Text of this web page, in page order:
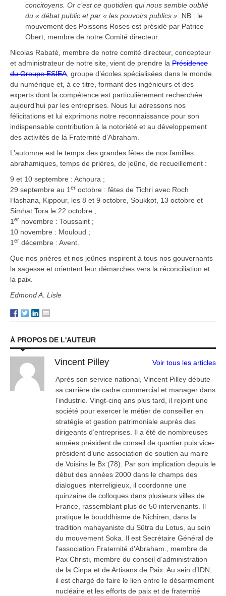
concitoyens. Or c’est ce quotidien qui nous semble oublié
du « débat public et par « les pouvoirs publics ». NB : le
mouvement des Poissons Roses est présidé par Patrice
Obert, membre de notre Comité directeur.
Nicolas Rabaté, membre de notre comité directeur, concepteur
et administrateur de notre site, vient de prendre la Présidence
du Groupe ESIEA , groupe d’écoles spécialisées dans le monde
du numérique et, à ce titre, formant des ingénieurs et des
experts dont la compétence est particulièrement recherchée
aujourd’hui par les entreprises. Nous lui adressons nos
félicitations et lui exprimons notre reconnaissance pour son
indispensable contribution à la notoriété et au développement
des activités de la Fraternité d’Abraham.
L’automne est le temps des grandes fêtes de nos familles
abrahamiques, temps de prières, de jeûne, de recueillement :
9 et 10 septembre : Achoura ;
29 septembre au 1 er octobre : fêtes de Tichri avec Roch
Hashana, Kippour, les 8 et 9 octobre, Soukkot, 13 octobre et
Simhat Tora le 22 octobre ;
1 er novembre : Toussaint ;
10 novembre : Mouloud ;
1 er décembre : Avent.
Que nos prières et nos jeûnes inspirent à tous nos gouvernants
la sagesse et orientent leur démarches vers la réconciliation et
la paix.
Edmond A. Lisle
À PROPOS DE L'AUTEUR
Vincent Pilley Voir tous les articles
Après son service national, Vincent Pilley débute
sa carrière de cadre commercial et manager dans
l’industrie. Vingt-cinq ans plus tard, il rejoint une
société pour exercer le métier de conseiller en
stratégie et gestion patrimoniale auprès des
dirigeants d’entreprises. Il a été de nombreuses
années président de conseil de quartier puis vice-
président d’une association de soutien au maire
de Voisins le Bx (78). Par son implication depuis le
début des années 2000 dans le champs des
dialogues interreligieux, il coordonne une
quinzaine de colloques dans plusieurs villes de
France, rassemblant plus de 50 intervenants. Il
pratique le bouddhisme de Nichiren, dans la
tradition mahayaniste du Sûtra du Lotus, au sein
du mouvement Soka. Il est Secrétaire Général de
l’association Fraternité d’Abraham., membre de
Pax Christi, membre du conseil d’administration
de la Cinpa et de Artisans de Paix. Au sein d’IDN,
il est chargé de faire le lien entre le désarmement
nucléaire et les efforts de paix et de fraternité